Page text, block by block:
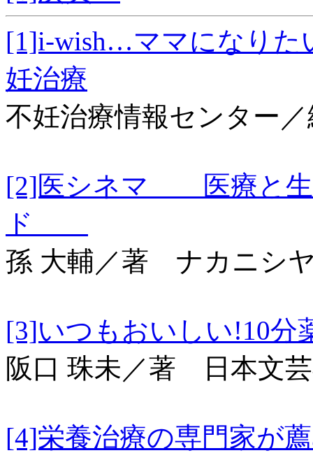
[1]i‐wish…ママにな
妊治療
不妊治療情報センター
[2]医シネマ 医療と生
ド
孫 大輔／著 ナカニシ
[3]いつもおいしい
阪口 珠未／著 日本文
[4]栄養治療の専門家が